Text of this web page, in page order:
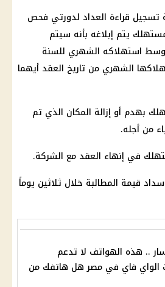
تسجيل قراءة العداد لدورتي فحص
يتم إبلاغه بأنه سيتم
​​استهلاكه الشهري للسنة
الشهري من تاريخ العقد أيهما
بهدم أو إزالة المكان الذي تم
من أجله.
سداد قيمة المطالبة خلال ثلاثين يوماً
سار .. هذه الهواتف لا تدعم
الواي فاي في مصر هل هاتفك من